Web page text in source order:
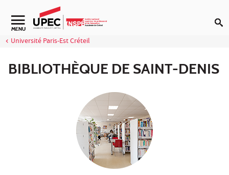
Aller au contenu
Navigation secondaire
MENU
Université Paris-Est Créteil
BIBLIOTHÈQUE DE SAINT-DENIS